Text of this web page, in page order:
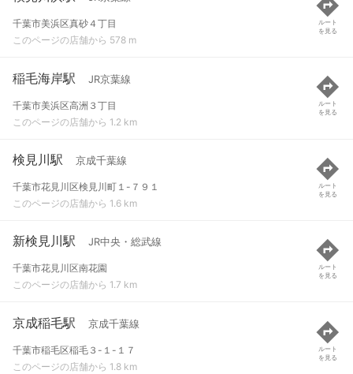
千葉市美浜区真砂４丁目
このページの店舗から 578 m
ルート
を見る
稲毛海岸駅 JR京葉線
千葉市美浜区高洲３丁目
このページの店舗から 1.2 km
ルート
を見る
検見川駅 京成千葉線
千葉市花見川区検見川町１-７９１
このページの店舗から 1.6 km
ルート
を見る
新検見川駅 JR中央・総武線
千葉市花見川区南花園
このページの店舗から 1.7 km
ルート
を見る
京成稲毛駅 京成千葉線
千葉市稲毛区稲毛３-１-１７
このページの店舗から 1.8 km
ルート
を見る